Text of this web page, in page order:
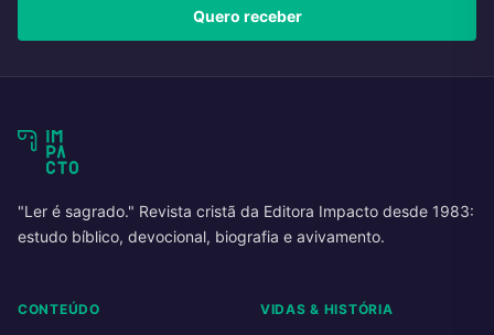
Quero receber
"Ler é sagrado." Revista cristã da Editora Impacto desde 1983:
estudo bíblico, devocional, biografia e avivamento.
CONTEÚDO VIDAS & HISTÓRIA